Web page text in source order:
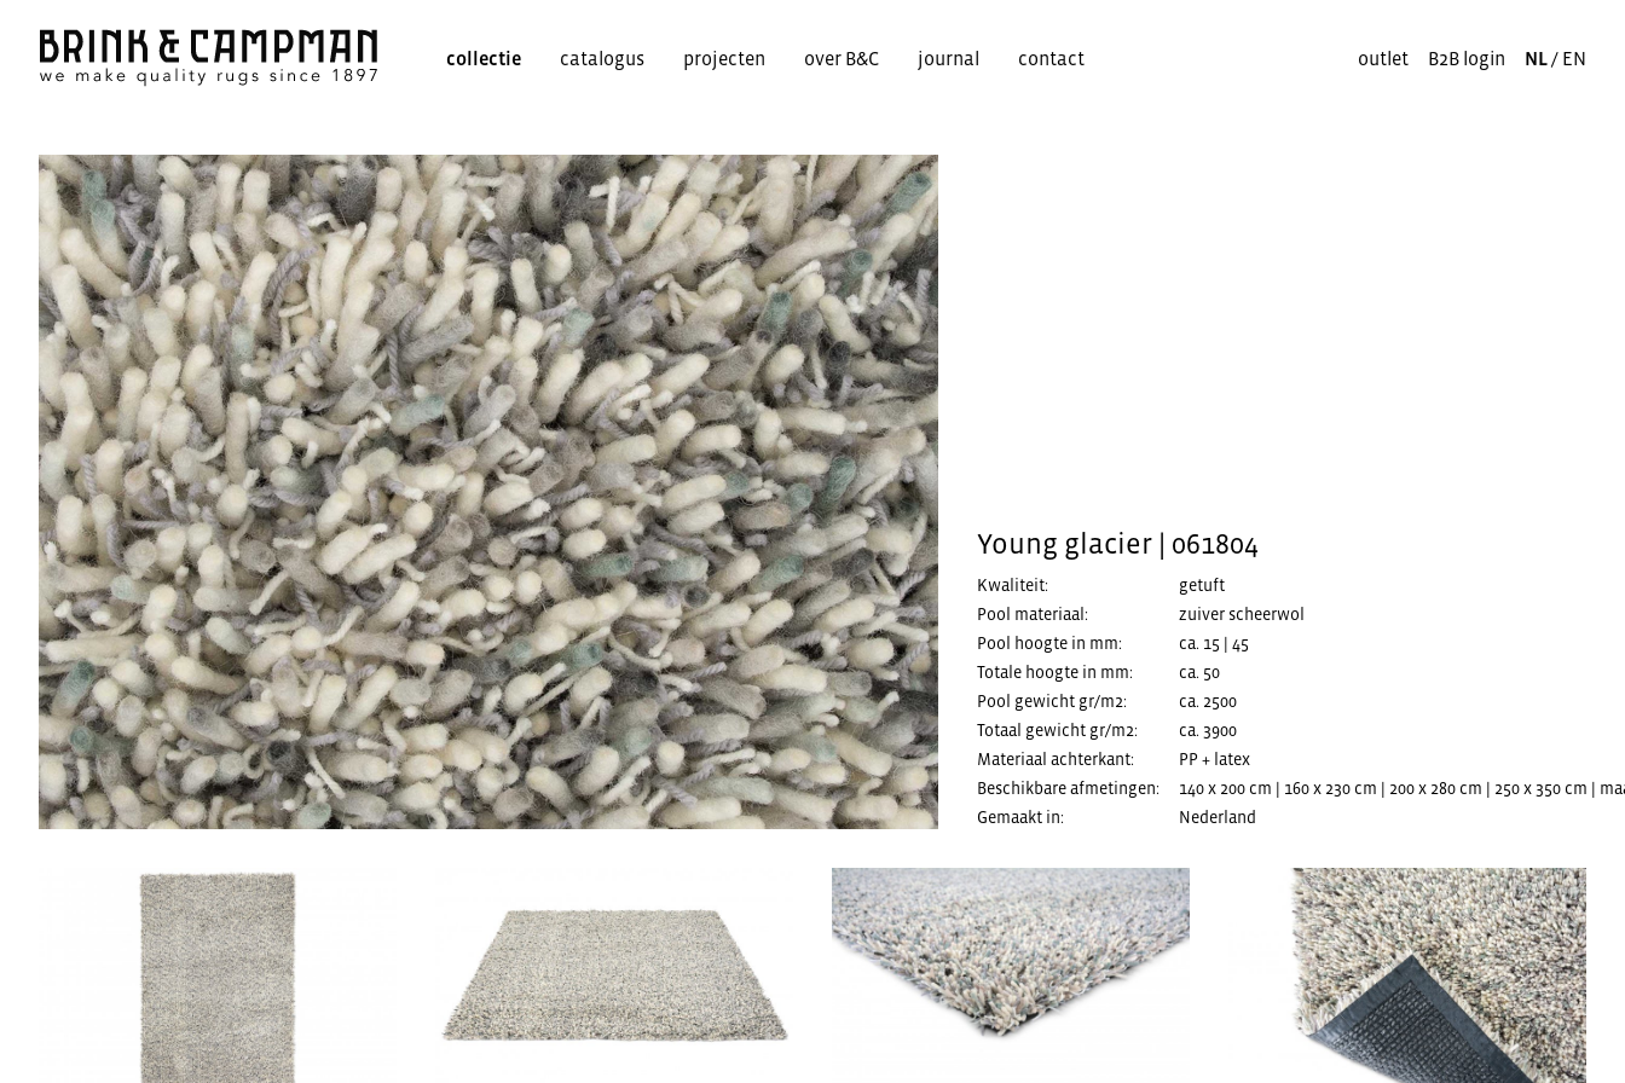
collectie catalogus projecten over B&C journal contact outlet B2B login NL/ EN
Young glacier | 061804
Kwaliteit:
getuft
Pool materiaal:
zuiver scheerwol
Pool hoogte in mm:
ca. 15 | 45
Totale hoogte in mm:
ca. 50
Pool gewicht gr/m2:
ca. 2500
Totaal gewicht gr/m2:
ca. 3900
Materiaal achterkant:
PP + latex
Beschikbare afmetingen:
140 x 200 cm | 160 x 230 cm | 200 x 280 cm | 250 x 350 cm |
Gemaakt in:
Nederland